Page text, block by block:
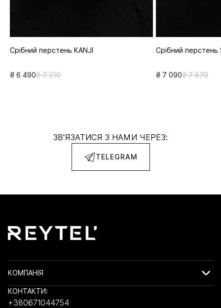
Срібний перстень KANJI
₴ 6 490₴ 7 210
Срібний перстень
₴ 7 090₴ 7 870
ЗВ'ЯЗАТИСЯ З НАМИ ЧЕРЕЗ:
TELEGRAM
КОМПАНІЯ
КОНТАКТИ:
+380671044754